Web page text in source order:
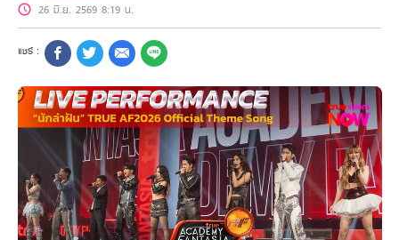
หาร้านร่วมรายการ
FAQs
26 มิ.ย. 2569 8:19 น.